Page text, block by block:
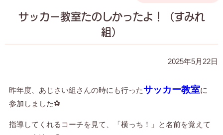
サッカー教室たのしかったよ！（すみれ
組）
2025年5月22日
昨年度、あじさい組さんの時にも行ったサッカー教室に
参加しました⚽
指導してくれるコーチを見て、「横っち！」と名前を覚えて